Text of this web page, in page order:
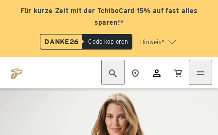
Für kurze Zeit mit der TchiboCard 15% auf fast alles
sparen!*
DANKE26 Code kopieren Hinweis*